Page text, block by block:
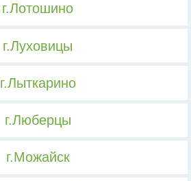
г.Лотошино
г.Луховицы
г.Лыткарино
г.Люберцы
г.Можайск